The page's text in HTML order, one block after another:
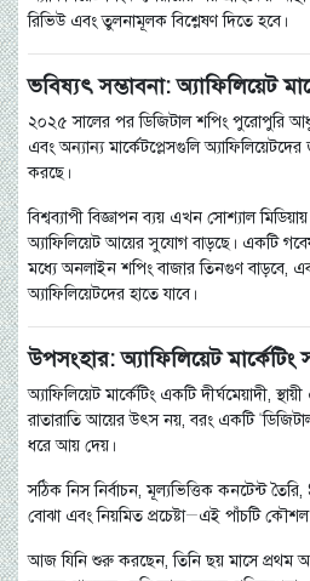
রিভিউ এবং তুলনামূলক বিশ্লেষণ দিতে হবে।
ভবিষ্যৎ সম্ভাবনা: অ্যাফিলিয়েট
২০২৫ সালের পর ডিজিটাল শপিং পুরোপুরি
এবং অন্যান্য মার্কেটপ্লেসগুলি
করছে।
বিশ্বব্যাপী বিজ্ঞাপন ব্যয় এখন সোশ্যাল
অ্যাফিলিয়েট আয়ের সুযোগ বাড়ছে। একটি
মধ্যে অনলাইন শপিং বাজার তিনগুণ বাড়বে,
অ্যাফিলিয়েটদের হাতে যাবে।
উপসংহার: অ্যাফিলিয়েট
অ্যাফিলিয়েট মার্কেটিং একটি দীর্ঘমেয়াদী,
রাতারাতি আয়ের উৎস নয়, বরং একটি
ধরে আয় দেয়।
সঠিক নিস নির্বাচন, মূল্যভিত্তিক কনটেন্ট
বোঝা এবং নিয়মিত প্রচেষ্টা—এই পাঁচটি
আজ যিনি শুরু করছেন, তিনি ছয় মাসে প্রথম